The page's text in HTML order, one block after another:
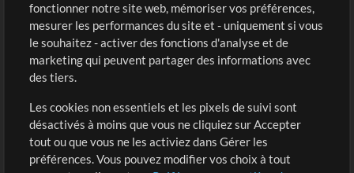
Boutique
Acheter des crédits
Contenu gratuit
Extras
Sessions
Compte
Connexion
S'inscrire
fonctionner notre site web, mémoriser vos préférences,
mesurer les performances du site et - uniquement si vous
le souhaitez - activer des fonctions d'analyse et de
marketing qui peuvent partager des informations avec
des tiers.
Les cookies non essentiels et les pixels de suivi sont
désactivés à moins que vous ne cliquiez sur Accepter
tout ou que vous ne les activiez dans Gérer les
préférences. Vous pouvez modifier vos choix à tout